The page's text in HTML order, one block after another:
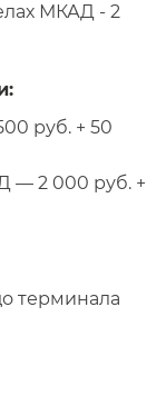
МКАД - 2
руб. + 50
— 2 000 руб. +
терминала